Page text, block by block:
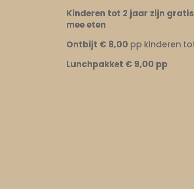
Kinderen tot 2 jaar zijn
mee eten
Ontbijt € 8,00 pp kinderen
Lunchpakket € 9,00 pp